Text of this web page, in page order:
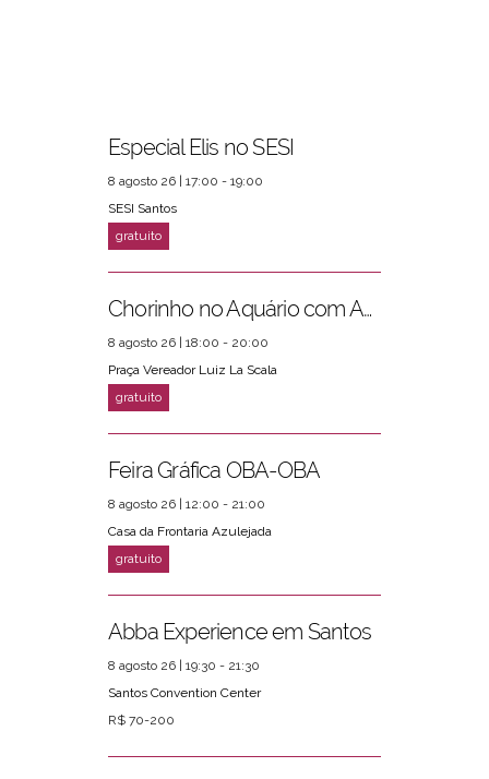
PRÓXIMOS EVENTOS
Especial Elis no SESI
8 agosto 26 | 17:00 - 19:00
SESI Santos
Chorinho no Aquário com Amigos da Música e Mari Torres
8 agosto 26 | 18:00 - 20:00
Praça Vereador Luiz La Scala
Feira Gráfica OBA-OBA
8 agosto 26 | 12:00 - 21:00
Casa da Frontaria Azulejada
Abba Experience em Santos
8 agosto 26 | 19:30 - 21:30
Santos Convention Center
R$ 70-200